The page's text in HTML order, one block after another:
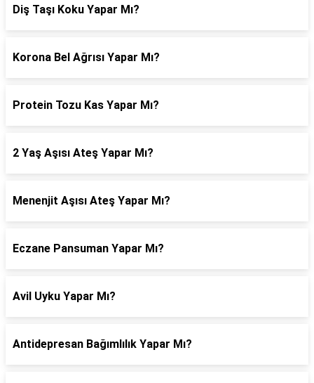
Diş Taşı Koku Yapar Mı?
Korona Bel Ağrısı Yapar Mı?
Protein Tozu Kas Yapar Mı?
2 Yaş Aşısı Ateş Yapar Mı?
Menenjit Aşısı Ateş Yapar Mı?
Eczane Pansuman Yapar Mı?
Avil Uyku Yapar Mı?
Antidepresan Bağımlılık Yapar Mı?